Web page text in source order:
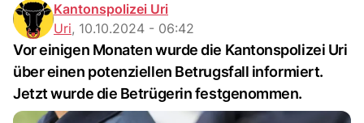
Kantonspolizei Uri
Uri, 10.10.2024 - 06:42
Vor einigen Monaten wurde die Kantonspolizei Uri
über einen potenziellen Betrugsfall informiert.
Jetzt wurde die Betrügerin festgenommen.